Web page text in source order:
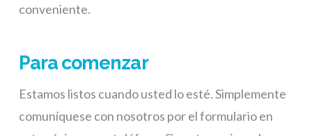
conveniente.
Para comenzar
Estamos listos cuando usted lo esté. Simplemente
comuníquese con nosotros por el formulario en